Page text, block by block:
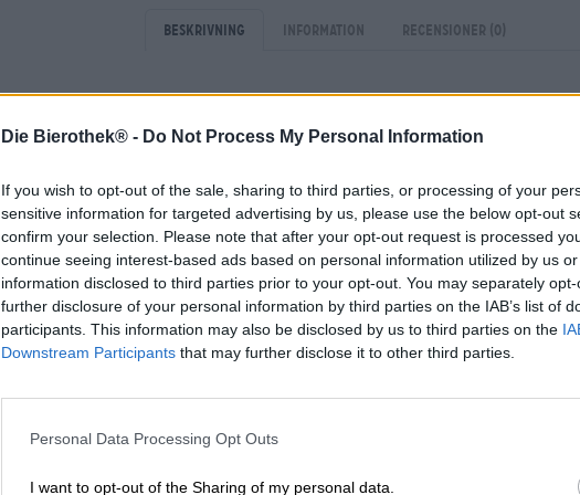
Die Bierothek® - Do Not Process My Personal Information
If you wish to opt-out of the sale, sharing to third parties, or processing of your
sensitive information for targeted advertising by us, please use the below opt-out
confirm your selection. Please note that after your opt-out request is processed
continue seeing interest-based ads based on personal information utilized by us
information disclosed to third parties prior to your opt-out. You may separately
further disclosure of your personal information by third parties on the IAB’s list of
participants. This information may also be disclosed by us to third parties on the
Downstream Participants that may further disclose it to other third parties.
Personal Data Processing Opt Outs
I want to opt-out of the Sharing of my personal data.
Beskrivning Information Recensioner (0)
Ölstil: Double Hazy Weiss med Tieguanyin Tea
Det finns en vacker legend bakom den kinesiska
fattig bonde hand om ett tempel för gudinnan
järnstatyn inuti, även om han kunde ha ägnat sin
belöning för hans osjälviska ansträngningar gav
planterade plantan i sin egen trädgård och klippte
försäljare smakade på teet insåg han dess verkliga
Hela byn gynnades av detta och behövde inte längre
Efter skörd torkas specialteet, fermenteras, handrullas
kompakta små buntarna ut till sin ursprungliga bladform.
Eftersom det här handlar om öl vill vi presentera dig
av te. Goddess of Mercy är en Double Hazy Wiess
kinesiska bryggeriet Mountstone. Samarbetet ägde
producerade ett öl som njuter av milda tearomer och